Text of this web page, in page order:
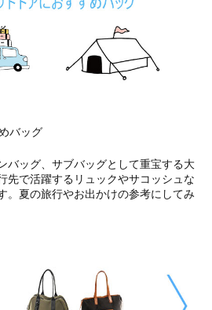
バッグ
バッグ、サブバッグとして重宝する大
先で活躍するリュックやサコッシュな
。夏の旅行やお出かけの参考にしてみ